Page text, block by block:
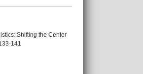
Shifting the Center
141